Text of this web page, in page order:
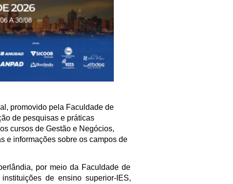
promovido pela Faculdade de
de pesquisas e práticas
cursos de Gestão e Negócios,
e informações sobre os campos de
por meio da Faculdade de
de ensino superior-IES,